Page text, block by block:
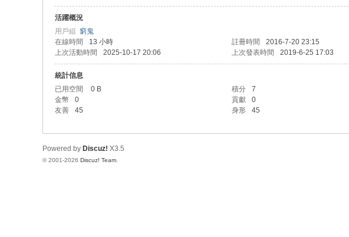
活躍概況
用戶組 窮鬼
在線時間
13 小時 註冊時間 2016-7-20 23:15
上次活動時間
2025-10-17 20:06 上次發表時間 2019-6-25 17:03
統計信息
已用空間
0 B 積分 7
金幣
0 貢獻 0
友善
45 身形 45
Powered by Discuz! X3.5
© 2001-2026 Discuz! Team